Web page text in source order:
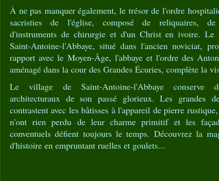
À ne pas manquer également, le trésor de l'ordre
sacristies de l'église, composé de reliquaires, de
d'instruments de chirurgie et d'un Christ en ivoire. Le
Saint-Antoine-l'Abbaye, situé dans l'ancien noviciat,
rapport avec le Moyen-Âge, l'abbaye et l'ordre des
aménagé dans la cour des Grandes Écuries, complète la
Le village de Saint-Antoine-l'Abbaye conserve
architecturaux de son passé glorieux. Les grandes
contrastent avec les bâtisses à l'appareil de pierre
n'ont rien perdu de leur charme primitif et les
conventuels défient toujours le temps. Découvrez la
d'histoire en empruntant ruelles et goulets...